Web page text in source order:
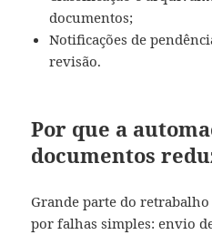
documentos;
Notificações de
revisão.
Por que a
documentos
Grande parte do
por falhas simples: envio